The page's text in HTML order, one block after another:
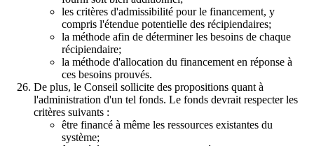
les critères d'admissibilité pour le financement, y
compris l'étendue potentielle des récipiendaires;
la méthode afin de déterminer les besoins de chaque
récipiendaire;
la méthode d'allocation du financement en réponse à
ces besoins prouvés.
De plus, le Conseil sollicite des propositions quant à
l'administration d'un tel fonds. Le fonds devrait respecter les
critères suivants :
être financé à même les ressources existantes du
système;